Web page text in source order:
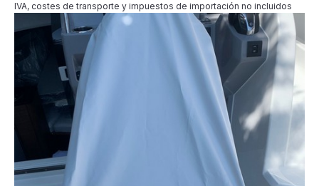
IVA, costes de transporte y impuestos de importación no incluidos